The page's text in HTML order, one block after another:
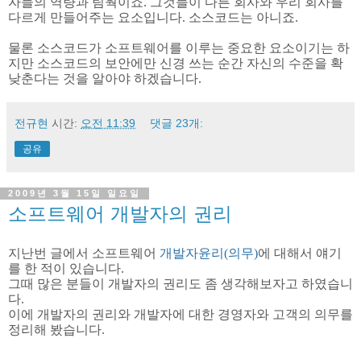
다르게 만들어주는 요소입니다. 소스코드는 아니죠.
물론 소스코드가 소프트웨어를 이루는 중요한 요소이기는 하
지만 소스코드의 보안에만 신경 쓰는 순간 자신의 수준을 확
낮춘다는 것을 알아야 하겠습니다.
전규현 시간: 오전 11:39 댓글 23개:
공유
2009년 3월 15일 일요일
소프트웨어 개발자의 권리
지난번 글에서 소프트웨어 개발자윤리(의무)에 대해서 얘기
를 한 적이 있습니다.
그때 많은 분들이 개발자의 권리도 좀 생각해보자고 하였습니
다.
이에 개발자의 권리와 개발자에 대한 경영자와 고객의 의무를
정리해 봤습니다.